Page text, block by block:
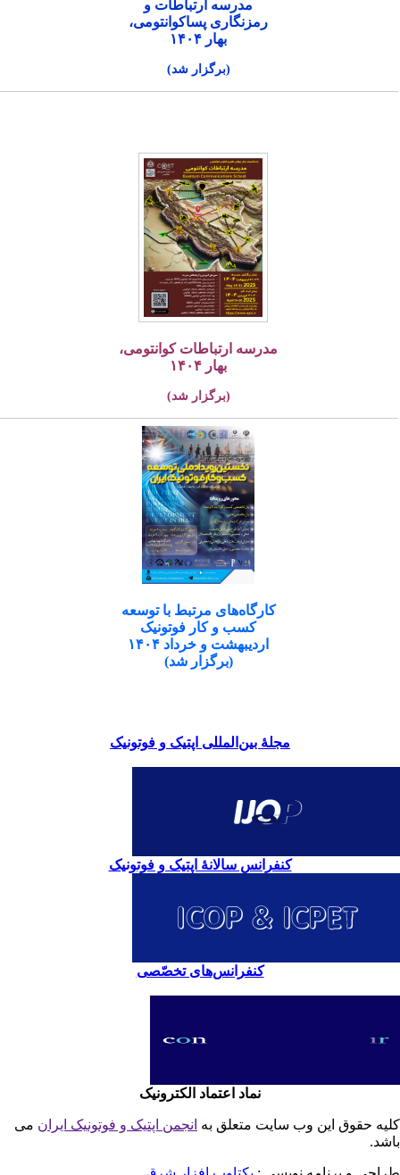
مدرسه ارتباطات و
رمزنگاری پساکوانتومی،
بهار ۱۴۰۴
(برگزار شد)
مدرسه ارتباطات کوانتومی،
بهار ۱۴۰۴
(برگزار شد)
کارگاه‌های مرتبط با توسعه
کسب و کار فوتونیک
اردیبهشت و خرداد ۱۴۰۴
(برگزار شد)
مجلۀ بین‌المللی اپتیک و فوتونیک
کنفرانس سالانۀ اپتیک و فوتونیک
کنفرانس‌های تخصّصی
نماد اعتماد الکترونیک
حقوق این وب سایت متعلق بهانجمن اپتیک و فوتونیک ایران می